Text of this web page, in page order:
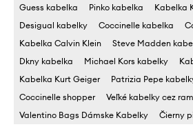
Guess kabelka Pinko kabelka
Kabelka
Desigual kabelky
Coccinelle kabelka
Kabelka Calvin Klein
Steve Madden
Dkny kabelka
Michael Kors kabelky
Kabelka Kurt Geiger
Patrizia Pepe
Coccinelle shopper
Veľké kabelky cez
Valentino Bags Dámske Kabelky
Čierny